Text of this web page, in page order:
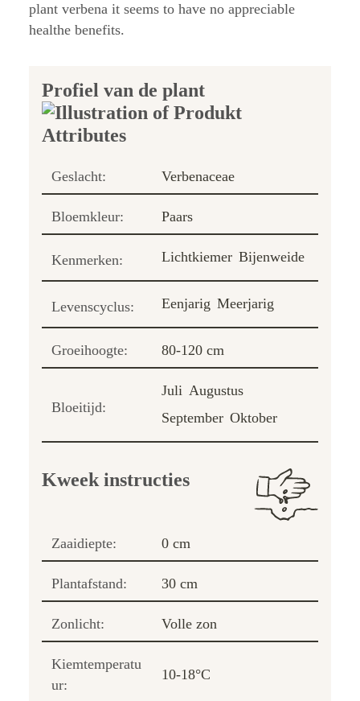
plant verbena it seems to have no appreciable
healthe benefits.
Profiel van de plant
Geslacht: Verbenaceae
Bloemkleur: Paars
Kenmerken: Lichtkiemer Bijenweide
Levenscyclus: Eenjarig Meerjarig
Groeihoogte: 80-120 cm
Bloeitijd:
Juli Augustus
September Oktober
Kweek instructies
Zaaidiepte: 0 cm
Plantafstand: 30 cm
Zonlicht: Volle zon
Kiemtemperatu
ur:
10-18°C